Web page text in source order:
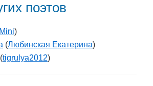
поэтов
Mini)
(Любинская Екатерина)
(tigrulya2012)